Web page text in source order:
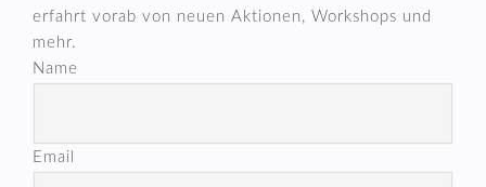
erfahrt vorab von neuen Aktionen, Workshops und
mehr.
Name
Email